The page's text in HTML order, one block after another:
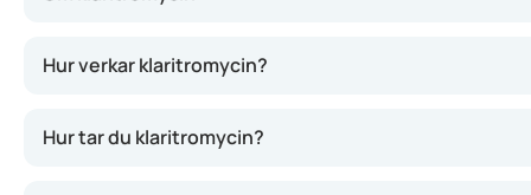
Hur verkar klaritromycin?
Hur tar du klaritromycin?